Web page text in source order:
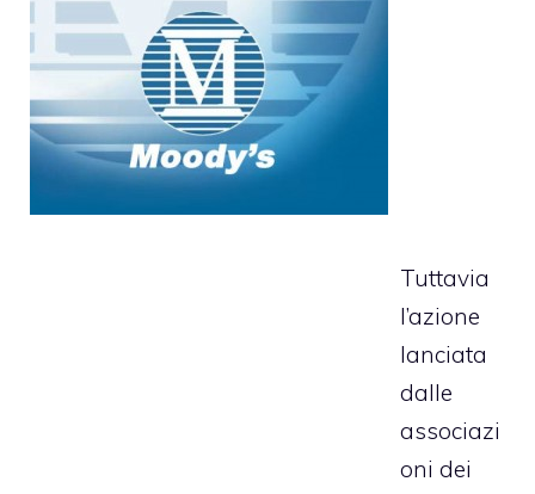
Tuttavia
l’azione
lanciata
dalle
associazi
oni dei